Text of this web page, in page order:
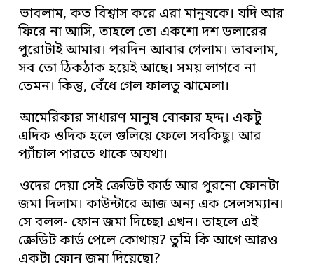
ভাবলাম, কত বিশ্বাস করে এরা মানুষকে। যদি আর
ফিরে না আসি, তাহলে তো একশো দশ ডলারের
পুরোটাই আমার। পরদিন আবার গেলাম। ভাবলাম,
সব তো ঠিকঠাক হয়েই আছে। সময় লাগবে না
তেমন। কিন্তু, বেঁধে গেল ফালতু ঝামেলা।
আমেরিকার সাধারণ মানুষ বোকার হদ্দ। একটু
এদিক ওদিক হলে গুলিয়ে ফেলে সবকিছু। আর
প্যাঁচাল পারতে থাকে অযথা।
ওদের দেয়া সেই ক্রেডিট কার্ড আর পুরনো ফোনটা
জমা দিলাম। কাউন্টারে আজ অন্য এক সেলসম্যান।
সে বলল- ফোন জমা দিচ্ছো এখন। তাহলে এই
ক্রেডিট কার্ড পেলে কোথায়? তুমি কি আগে আরও
একটা ফোন জমা দিয়েছো?